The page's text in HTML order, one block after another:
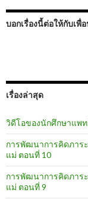
บอกเรื่องนี้ต่อให้กับเพื่
เรื่องล่าสุด
วิดีโอของนักศึกษาแพ
การพัฒนาการคิดภาร
แม่ ตอนที่ 10
การพัฒนาการคิดภาร
แม่ ตอนที่ 9